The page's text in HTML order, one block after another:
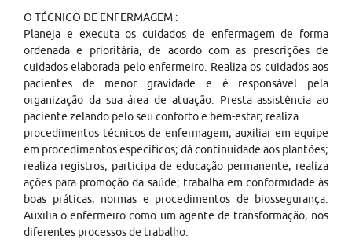
O TÉCNICO DE ENFERMAGEM :
Planeja e executa os cuidados de enfermagem de forma
ordenada e prioritária, de acordo com as prescrições de
cuidados elaborada pelo enfermeiro. Realiza os cuidados aos
pacientes de menor gravidade e é responsável pela
organização da sua área de atuação. Presta assistência ao
paciente zelando pelo seu conforto e bem-estar; realiza
procedimentos técnicos de enfermagem; auxiliar em equipe
em procedimentos específicos; dá continuidade aos plantões;
realiza registros; participa de educação permanente, realiza
ações para promoção da saúde; trabalha em conformidade às
boas práticas, normas e procedimentos de biossegurança.
Auxilia o enfermeiro como um agente de transformação, nos
diferentes processos de trabalho.